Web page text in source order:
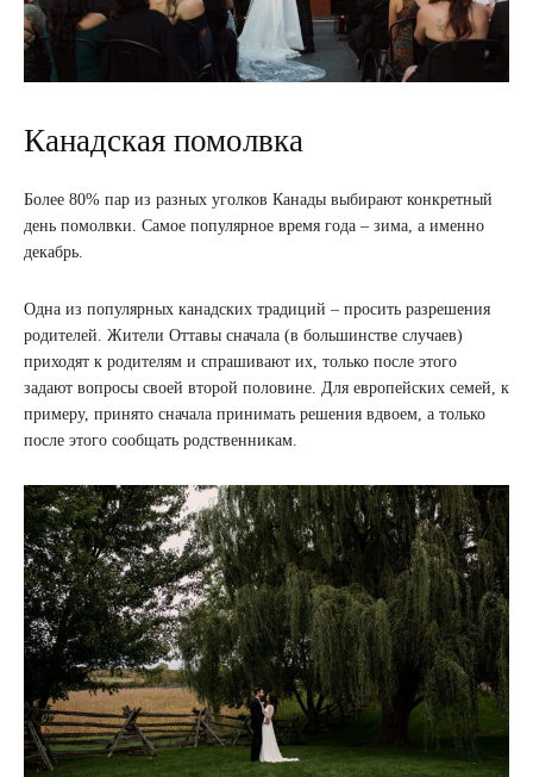
Канадская помолвка
Более 80% пар из разных уголков Канады выбирают конкретный
день помолвки. Самое популярное время года – зима, а именно
декабрь.
Одна из популярных канадских традиций – просить разрешения
родителей. Жители Оттавы сначала (в большинстве случаев)
приходят к родителям и спрашивают их, только после этого
задают вопросы своей второй половине. Для европейских семей, к
примеру, принято сначала принимать решения вдвоем, а только
после этого сообщать родственникам.